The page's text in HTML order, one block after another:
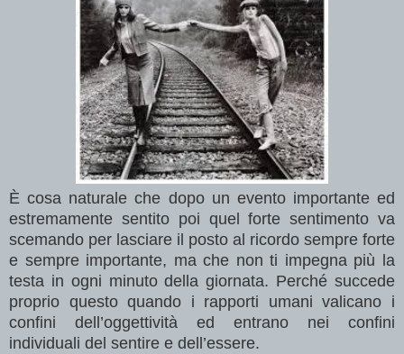
È cosa naturale che dopo un evento importante ed
estremamente sentito poi quel forte sentimento va
scemando per lasciare il posto al ricordo sempre forte
e sempre importante, ma che non ti impegna più la
testa in ogni minuto della giornata. Perché succede
proprio questo quando i rapporti umani valicano i
confini dell’oggettività ed entrano nei confini
individuali del sentire e dell’essere.